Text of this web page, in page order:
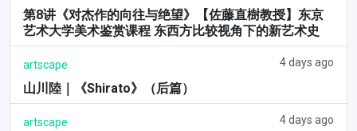
第8讲《对杰作的向往与绝望》【佐藤直樹教授】东京
艺术大学美术鉴赏课程 东西方比较视角下的新艺术史
artscape 4 days ago
山川陸｜《Shirato》（后篇）
artscape 4 days ago